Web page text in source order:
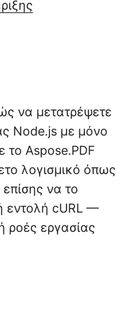
να μετατρέψετε
Node.js με μόνο
το Aspose.PDF
λογισμικό όπως
να το
εντολή cURL —
ροές εργασίας